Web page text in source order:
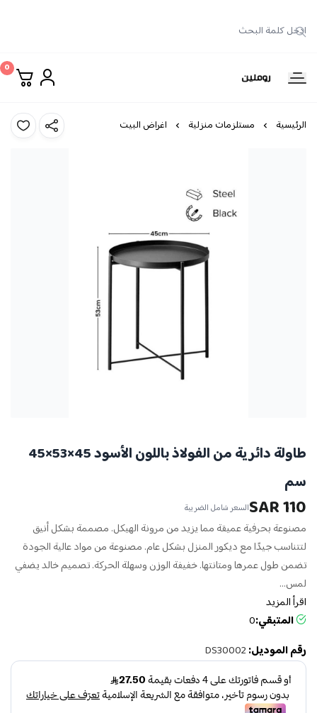
روملين
0
الرئيسية مستلزمات منزلية اغراض البيت
طاولة دائرية من الفولاذ باللون الأسود 45×53×45
سم
110 SAR السعر شامل الضريبة
مصنوعة بحرفية عميقة مما يزيد من مرونة الهيكل. مصممة بشكل أنيق
لتتناسب جيدًا مع ديكور المنزل بشكل عام. مصنوعة من مواد عالية الجودة
تضمن طول عمرها ومتانتها. خفيفة الوزن وسهلة الحركة. تصميم خالد يضفي
لمس...
اقرأ المزيد
المتبقي:0
رقم الموديل: DS30002